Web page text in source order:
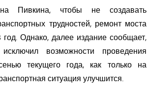
Пивкина, чтобы не создавать
трудностей, ремонт моста
Однако, далее издание сообщает,
возможности проведения
текущего года, как только на
ситуация улучшится.